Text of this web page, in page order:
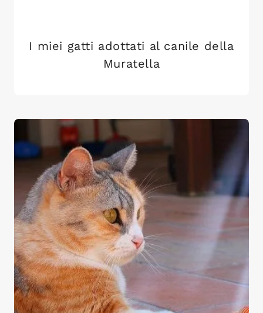
I miei gatti adottati al canile della
Muratella